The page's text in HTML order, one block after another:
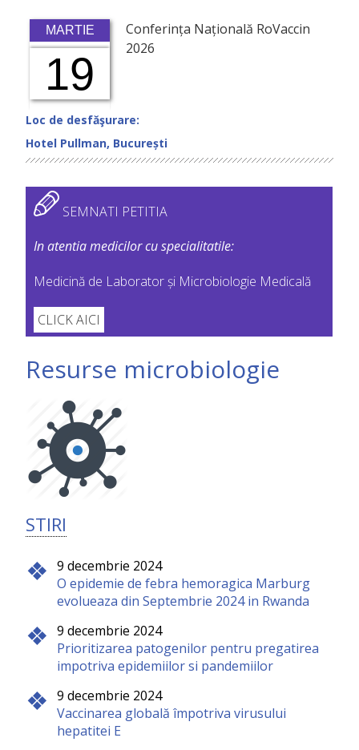
MARTIE
19
Conferința Națională RoVaccin
2026
Loc de desfăşurare:
Hotel Pullman, București
SEMNATI PETITIA
In atentia medicilor cu specialitatile:
Medicină de Laborator și Microbiologie Medicală
CLICK AICI
Resurse microbiologie
STIRI
9 decembrie 2024
O epidemie de febra hemoragica Marburg
evolueaza din Septembrie 2024 in Rwanda
9 decembrie 2024
Prioritizarea patogenilor pentru pregatirea
impotriva epidemiilor si pandemiilor
9 decembrie 2024
Vaccinarea globală împotriva virusului
hepatitei E